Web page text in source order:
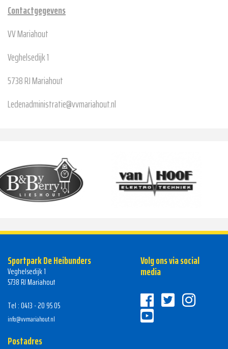
Contactgegevens
VV Mariahout
Veghelsedijk 1
5738 RJ Mariahout
Ledenadministratie@vvmariahout.nl
Sportpark De Heibunders
Veghelsedijk 1
5738 RJ Mariahout
Tel : 0413 - 20 95 05
info@vvmariahout.nl
Postadres
Volg ons via social
media